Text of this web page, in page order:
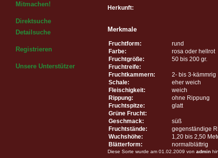
Mitmachen!
Direktsuche
Detailsuche
Registrieren
Unsere Unterstützer
Herkunft:
Merkmale
Fruchtform:
rund
Farbe:
rosa oder hellrot
Fruchtgröße:
50 bis 200 gr.
Fruchtreife:
Fruchtkammern:
2- bis 3-kämmrig
Schale:
eher weich
Fleischigkeit:
weich
Rippung:
ohne Rippung
Fruchtspitze:
glatt
Grüne Frucht:
Geschmack:
süß
Fruchtstände:
gegenständige
Wuchshöhe:
1,20 bis 2,50
Blätterform:
normalblättrig
Diese Sorte wurde am 01.02.2009 von admin